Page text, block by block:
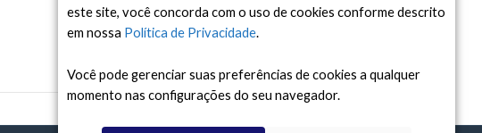
este site, você concorda com o uso de cookies conforme descrito
em nossa Política de Privacidade.
Você pode gerenciar suas preferências de cookies a qualquer
momento nas configurações do seu navegador.